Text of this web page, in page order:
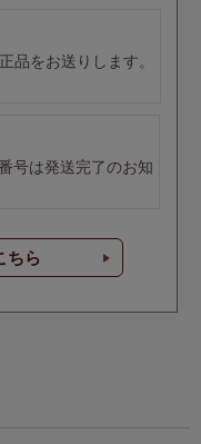
品をお送りします。
号は発送完了のお知
ちら